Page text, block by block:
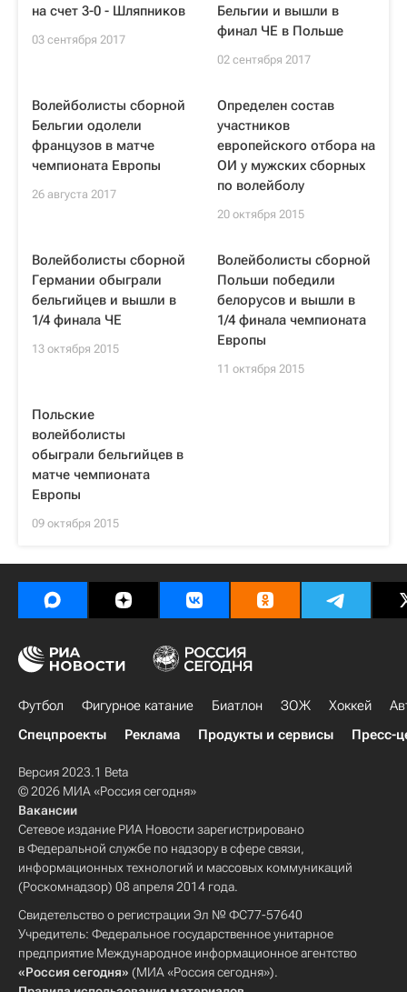
на счет 3-0 - Шляпников
03 сентября 2017
Бельгии и вышли в
финал ЧЕ в Польше
02 сентября 2017
Волейболисты сборной
Бельгии одолели
французов в матче
чемпионата Европы
26 августа 2017
Определен состав
участников
европейского отбора на
ОИ у мужских сборных
по волейболу
20 октября 2015
Волейболисты сборной
Германии обыграли
бельгийцев и вышли в
1/4 финала ЧЕ
13 октября 2015
Волейболисты сборной
Польши победили
белорусов и вышли в
1/4 финала чемпионата
Европы
11 октября 2015
Польские
волейболисты
обыграли бельгийцев в
матче чемпионата
Европы
09 октября 2015
Футбол Фигурное катание Биатлон ЗОЖ Хоккей
Спецпроекты
Реклама Продукты и сервисы Пресс-
Версия 2023.1 Beta
© 2026 МИА «Россия сегодня»
Вакансии
Сетевое издание РИА Новости зарегистрировано
в Федеральной службе по надзору в сфере связи,
информационных технологий и массовых коммуникаций
(Роскомнадзор) 08 апреля 2014 года.
Свидетельство о регистрации Эл № ФС77-57640
Учредитель: Федеральное государственное унитарное
предприятие Международное информационное агентство
«Россия сегодня» (МИА «Россия сегодня»).